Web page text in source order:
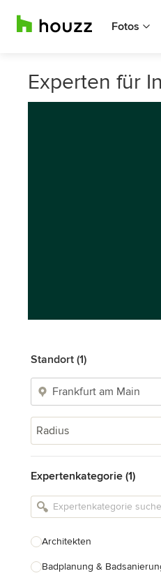
Fotos
Experten für
Standort (1)
Radius
Expertenkategorie (1)
Architekten
Badplanung &